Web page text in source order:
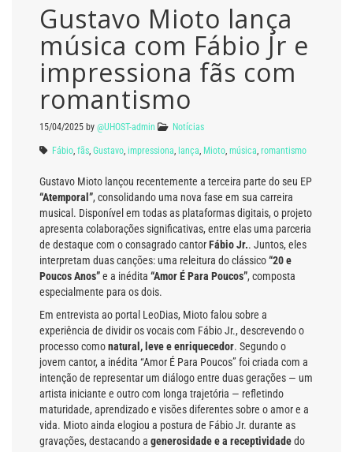
Gustavo Mioto lança
música com Fábio Jr e
impressiona fãs com
romantismo
15/04/2025 by @UHOST-admin Notícias
Fábio fãs Gustavo impressiona lança Mioto música romantismo
Gustavo Mioto lançou recentemente a terceira parte do seu EP
“Atemporal”, consolidando uma nova fase em sua carreira
musical. Disponível em todas as plataformas digitais, o projeto
apresenta colaborações significativas, entre elas uma parceria
de destaque com o consagrado cantorFábio Jr.. Juntos, eles
interpretam duas canções: uma releitura do clássico“20 e
Poucos Anos”e a inédita “Amor É Para Poucos”, composta
especialmente para os dois.
Em entrevista ao portal LeoDias, Mioto falou sobre a
experiência de dividir os vocais com Fábio Jr., descrevendo o
processo comonatural, leve e enriquecedor. Segundo o
jovem cantor, a inédita “Amor É Para Poucos” foi criada com a
intenção de representar um diálogo entre duas gerações — um
artista iniciante e outro com longa trajetória — refletindo
maturidade, aprendizado e visões diferentes sobre o amor e a
vida. Mioto ainda elogiou a postura de Fábio Jr. durante as
gravações, destacando a generosidade e a receptividadedo